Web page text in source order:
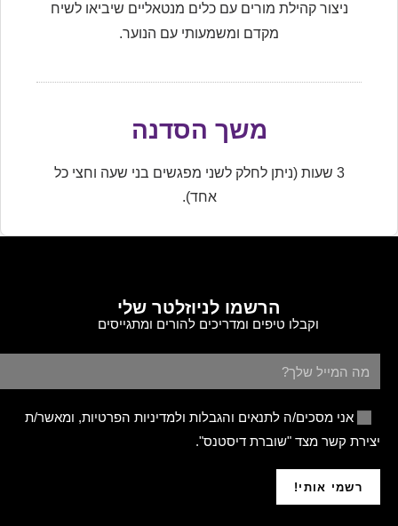
ניצור קהילת מורים עם כלים מנטאליים שיביאו לשיח
מקדם ומשמעותי עם הנוער.
משך הסדנה
3 שעות (ניתן לחלק לשני מפגשים בני שעה וחצי כל
אחד).
הרשמו לניוזלטר שלי
וקבלו טיפים ומדריכים להורים ומתגייסים
אני מסכים/ה לתנאים והגבלות ולמדיניות הפרטיות, ומאשר/ת
יצירת קשר מצד "שוברת דיסטנס".
רשמי אותי!